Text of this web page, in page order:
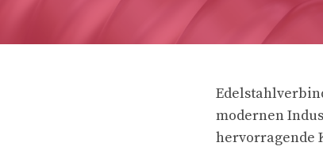
modernen
hervorragende